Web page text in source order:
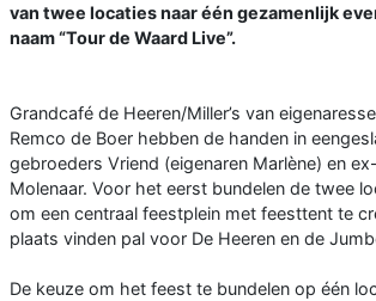
van twee locaties naar één gezamenlijk
naam “Tour de Waard Live”.
Grandcafé de Heeren/Miller’s van
Remco de Boer hebben de handen in
gebroeders Vriend (eigenaren Marlène) en
Molenaar. Voor het eerst bundelen de twee
om een centraal feestplein met feesttent te
plaats vinden pal voor De Heeren en de
De keuze om het feest te bundelen op één